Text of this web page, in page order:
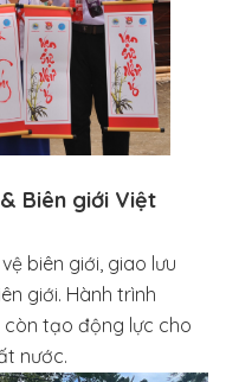
Biên giới Việt
biên giới, giao lưu
giới. Hành trình
còn tạo động lực cho
nước.